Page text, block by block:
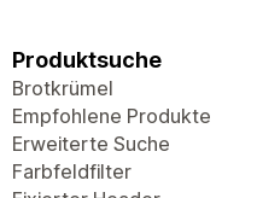
Produktsuche
Brotkrümel
Empfohlene Produkte
Erweiterte Suche
Farbfeldfilter